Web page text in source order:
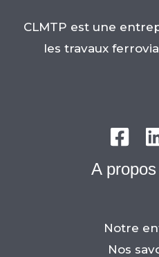
CLMTP est une
les travaux
A
Notre
Nos